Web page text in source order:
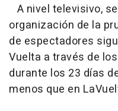
A nivel televisivo,
organización de la
de espectadores
Vuelta a través de
durante los 23 días
menos que en